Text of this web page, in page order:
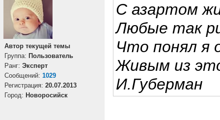
Автор текущей темы
Группа: Пользователь
Ранг: Эксперт
Cообщений: 1029
Регистрация: 20.07.2013
Город: Новоросийск
С азартом
Любые так
Что понял я
Живым из
И.Губерман